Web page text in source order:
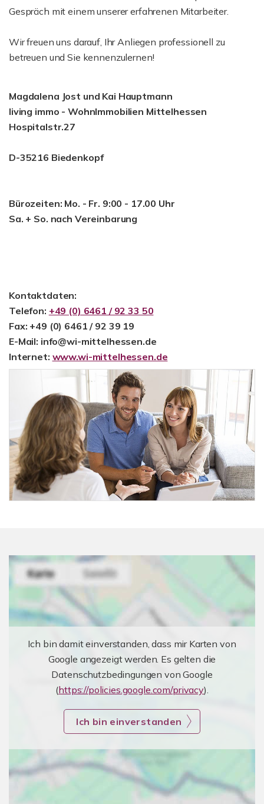
Gespräch mit einem unserer erfahrenen Mitarbeiter.
Wir freuen uns darauf, Ihr Anliegen professionell zu
betreuen und Sie kennenzulernen!
Magdalena Jost und Kai Hauptmann
living immo - WohnImmobilien Mittelhessen
Hospitalstr.27
D-35216 Biedenkopf
Bürozeiten: Mo. - Fr. 9:00 - 17.00 Uhr
Sa. + So. nach Vereinbarung
Kontaktdaten:
Telefon: +49 (0) 6461 / 92 33 50
Fax: +49 (0) 6461 / 92 39 19
E-Mail: info@wi-mittelhessen.de
Internet: www.wi-mittelhessen.de
Ich bin damit einverstanden, dass mir Karten von
Google angezeigt werden. Es gelten die
Datenschutzbedingungen von Google
(https://policies.google.com/privacy).
Ich bin einverstanden